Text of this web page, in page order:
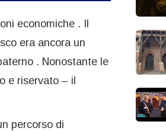
economiche . Il
era ancora un
. Nonostante le
e riservato – il
percorso di